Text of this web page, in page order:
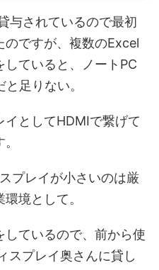
与されているので最初
のですが、複数のExcel
していると、ノートPC
足りない。
イとしてHDMIで繋げて
プレイが小さいのは厳
境として。
ているので、前から使
スプレイ奥さんに貸し